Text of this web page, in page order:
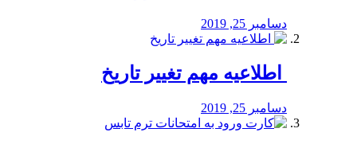
دسامبر 25, 2019
️ اطلاعیه مهم تغییر تاریخ
دسامبر 25, 2019